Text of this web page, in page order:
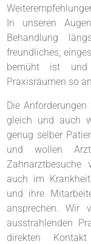
In unseren
Behandlung
freundliches,
bemüht ist
Praxisräumen so
Die
gleich und auch
genug selber
und wollen
Zahnarztbesuche
auch im
und ihre
ansprechen. Wir
ausstrahlenden
direkten